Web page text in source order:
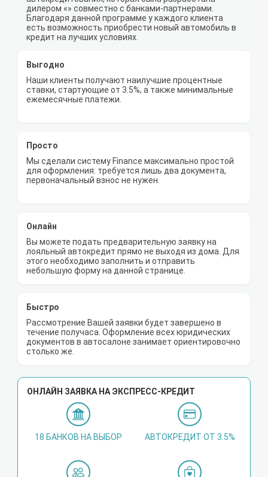
дилером «» совместно с банками-партнерами.
Благодаря данной программе у каждого клиента
есть возможность приобрести новый автомобиль в
кредит на лучших условиях.
Выгодно
Наши клиенты получают наилучшие процентные
ставки, стартующие от 3.5%, а также минимальные
ежемесячные платежи.
Просто
Мы сделали систему Finance максимально простой
для оформления: требуется лишь два документа,
первоначальный взнос не нужен.
Онлайн
Вы можете подать предварительную заявку на
лояльный автокредит прямо не выходя из дома. Для
этого необходимо заполнить и отправить
небольшую форму на данной странице.
Быстро
Рассмотрение Вашей заявки будет завершено в
течение получаса. Оформление всех юридических
документов в автосалоне занимает ориентировочно
столько же.
ОНЛАЙН ЗАЯВКА НА ЭКСПРЕСС-КРЕДИТ
18 БАНКОВ НА ВЫБОР АВТОКРЕДИТ ОТ 3.5%